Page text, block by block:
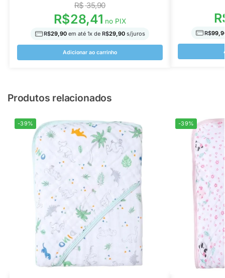
R$35,90
R$28,41 no PIX
R$29,90 em até 1x de R$29,90s/juros
Adicionar ao carrinho
R$
Produtos relacionados
-39% -39%